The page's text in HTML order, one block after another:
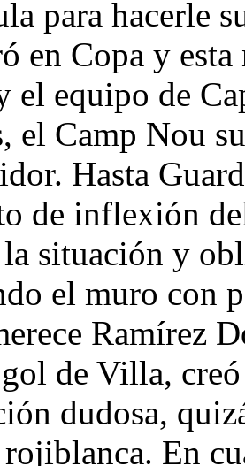
para hacerle
en Copa y
el equipo de
el Camp Nou
Hasta
de inflexión
situación y
el muro con
Ramírez
de Villa,
dudosa,
rojiblanca. En